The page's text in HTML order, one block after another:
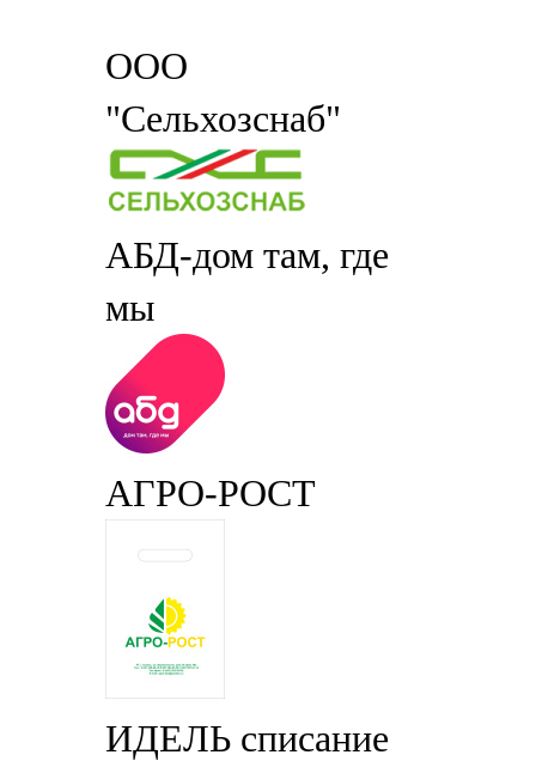
ООО
"Сельхозснаб"
АБД-дом там, где
мы
АГРО-РОСТ
ИДЕЛЬ списание